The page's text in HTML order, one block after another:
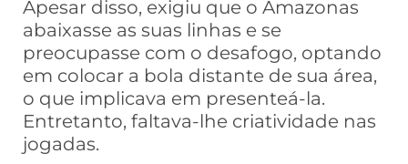
Apesar disso, exigiu que o Amazonas
abaixasse as suas linhas e se
preocupasse com o desafogo, optando
em colocar a bola distante de sua área,
o que implicava em presenteá-la.
Entretanto, faltava-lhe criatividade nas
jogadas.